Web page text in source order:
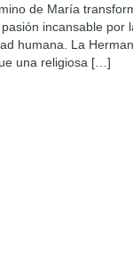
de María
incansable por
humana. La
una religiosa […]